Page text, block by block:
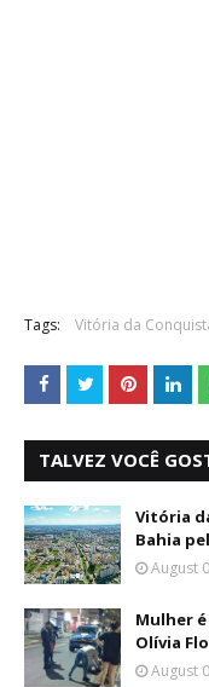
Tags: Vitória da
TALVEZ VOCÊ
Vitória
Bahia
August
Mulher
Olívia
August